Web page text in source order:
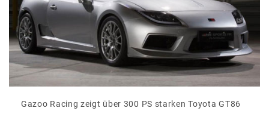
Gazoo Racing zeigt über 300 PS starken Toyota GT86